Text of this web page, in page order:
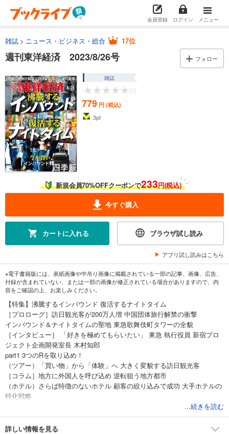
会員登録 ログイン メニュー
雑誌 ニュース・ビジネス・総合 17位
週刊東洋経済 2023/8/26号 フォロー
雑誌
- (0)
779 円 (税込)
3pt
新規会員70%OFFクーポンで233円(税込)
今すぐ購入
カートに入れる ブラウザ試し読み
アプリ試し読みはこちら
※電子書籍版には、表紙画像や中吊り画像に掲載されている一部の記事、画像、広告、
付録が含まれていない、または一部の画像が修正されている場合がありますので、内
容をご確認の上、お楽しみください。
【特集】沸騰するインバウンド 復活するナイトタイム
［プロローグ］訪日観光客が200万人増 中国団体旅行解禁の衝撃
インバウンド＆ナイトタイムの聖地 東急歌舞伎町タワーの全貌
［インタビュー］ 「好きを極めてもらいたい」 東急 執行役員 新宿プロ
ジェクト企画開発室長 木村知郎
part1 3つのRを取り込め！
（ツアー）「買い物」から「体験」へ 大きく変貌する訪日観光客
［コラム］地方に外国人を呼び込め 逆転狙う地方都市
（ホテル）さらば特徴のないホテル 顧客の絞り込みで成功 大手ホテルの
特化戦略
（飲食店）すし体験にSNS対応まで 訪日客が殺到する料理店の秘密
［コラム］ブームの陰でうごめく インバウンドに群がる人たち
...続きを読む
詳しい情報を見る